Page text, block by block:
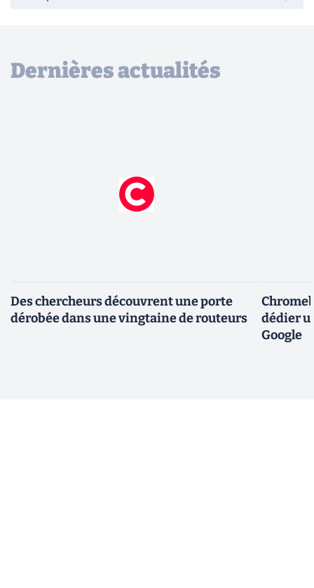
Dernières actualités
Des chercheurs découvrent une porte
dérobée dans une vingtaine de routeurs
dédier
Google